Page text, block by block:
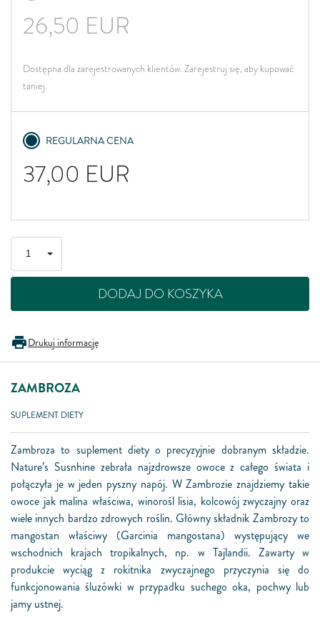
26,50 EUR
Dostępna dla zarejestrowanych klientów. Zarejestruj się, aby kupować
taniej.
REGULARNA CENA
37,00 EUR
DODAJ DO KOSZYKA
Drukuj informację
ZAMBROZA
SUPLEMENT DIETY
Zambroza to suplement diety o precyzyjnie dobranym składzie.
Nature’s Susnhine zebrała najzdrowsze owoce z całego świata i
połączyła je w jeden pyszny napój. W Zambrozie znajdziemy takie
owoce jak malina właściwa, winorośl lisia, kolcowój zwyczajny oraz
wiele innych bardzo zdrowych roślin. Główny składnik Zambrozy to
mangostan właściwy (Garcinia mangostana) występujący we
wschodnich krajach tropikalnych, np. w Tajlandii. Zawarty w
produkcie wyciąg z rokitnika zwyczajnego przyczynia się do
funkcjonowania śluzówki w przypadku suchego oka, pochwy lub
jamy ustnej.